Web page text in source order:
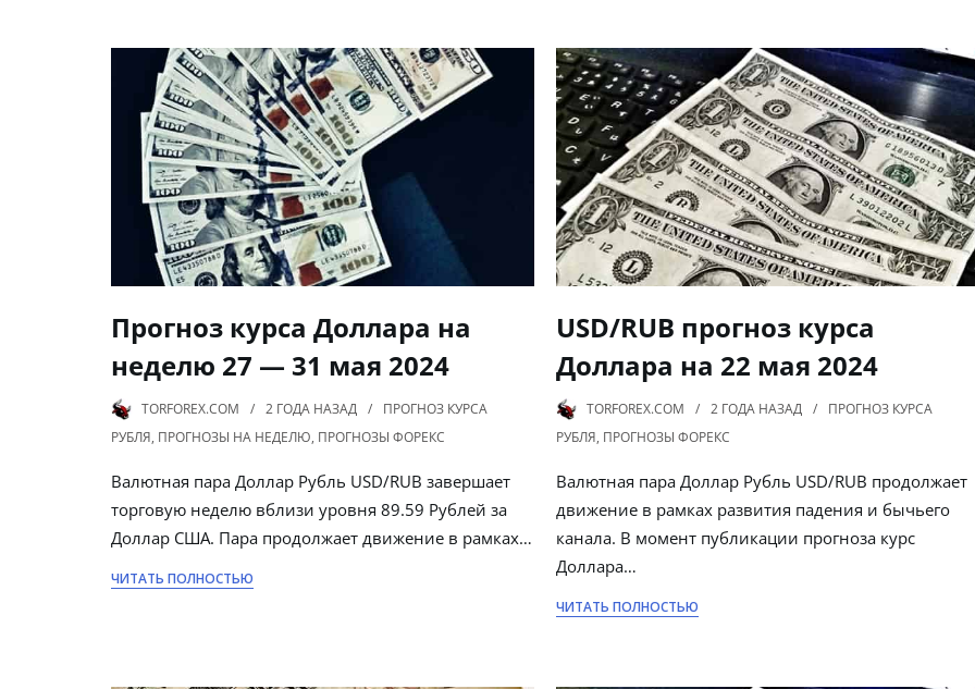
Прогноз курса Доллара на
неделю 27 — 31 мая 2024
TORFOREX.COM 2 ГОДА НАЗАД
ПРОГНОЗ КУРСА
РУБЛЯ, ПРОГНОЗЫ НА НЕДЕЛЮ, ПРОГНОЗЫ ФОРЕКС
Валютная пара Доллар Рубль USD/RUB завершает
торговую неделю вблизи уровня 89.59 Рублей за
Доллар США. Пара продолжает движение в рамках…
ЧИТАТЬ ПОЛНОСТЬЮ
USD/RUB прогноз курса
Доллара на 22 мая 2024
TORFOREX.COM 2 ГОДА НАЗАД
ПРОГНОЗ КУРСА
РУБЛЯ, ПРОГНОЗЫ ФОРЕКС
Валютная пара Доллар Рубль USD/RUB продолжает
движение в рамках развития падения и бычьего
канала. В момент публикации прогноза курс
Доллара…
ЧИТАТЬ ПОЛНОСТЬЮ